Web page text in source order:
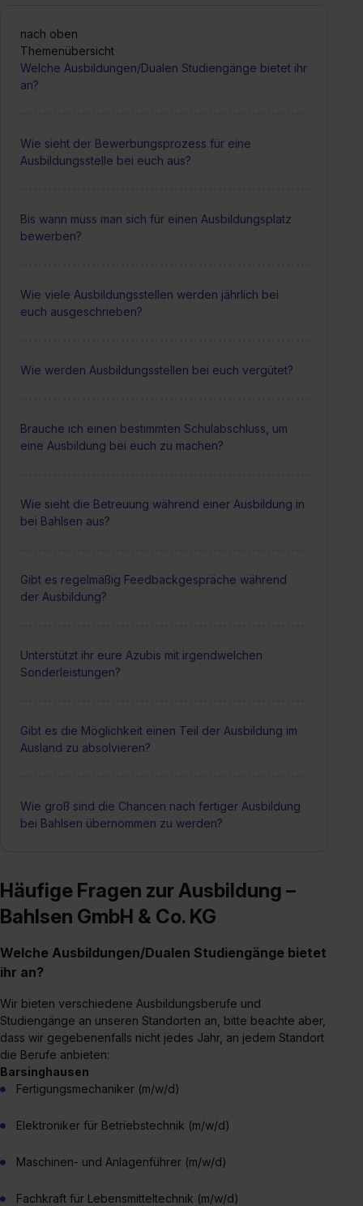
nach oben
Themenübersicht
Welche Ausbildungen/Dualen Studiengänge bietet ihr
an?
Wie sieht der Bewerbungsprozess für eine
Ausbildungsstelle bei euch aus?
Bis wann muss man sich für einen Ausbildungsplatz
bewerben?
Wie viele Ausbildungsstellen werden jährlich bei
euch ausgeschrieben?
Wie werden Ausbildungsstellen bei euch vergütet?
Brauche ich einen bestimmten Schulabschluss, um
eine Ausbildung bei euch zu machen?
Wie sieht die Betreuung während einer Ausbildung in
bei Bahlsen aus?
Gibt es regelmäßig Feedbackgespräche während
der Ausbildung?
Unterstützt ihr eure Azubis mit irgendwelchen
Sonderleistungen?
Gibt es die Möglichkeit einen Teil der Ausbildung im
Ausland zu absolvieren?
Wie groß sind die Chancen nach fertiger Ausbildung
bei Bahlsen übernommen zu werden?
Häufige Fragen zur Ausbildung –
Bahlsen GmbH & Co. KG
Welche Ausbildungen/Dualen Studiengänge bietet
ihr an?
Wir bieten verschiedene Ausbildungsberufe und
Studiengänge an unseren Standorten an, bitte beachte aber,
dass wir gegebenenfalls nicht jedes Jahr, an jedem Standort
die Berufe anbieten:
Barsinghausen
Fertigungsmechaniker (m/w/d)
Elektroniker für Betriebstechnik (m/w/d)
Maschinen- und Anlagenführer (m/w/d)
Fachkraft für Lebensmitteltechnik (m/w/d)